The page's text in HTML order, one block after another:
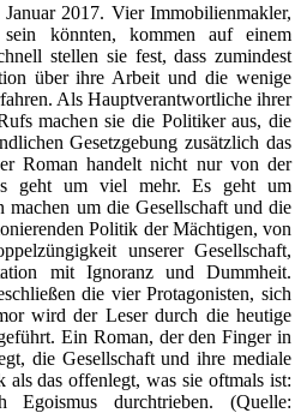
2017. Vier Immobilienmakler,
könnten, kommen auf einem
stellen sie fest, dass zumindest
über ihre Arbeit und die wenige
Als Hauptverantwortliche ihrer
machen sie die Politiker aus, die
Gesetzgebung zusätzlich das
Roman handelt nicht nur von der
geht um viel mehr. Es geht um
machen um die Gesellschaft und die
Politik der Mächtigen, von
unserer Gesellschaft,
mit Ignoranz und Dummheit.
die vier Protagonisten, sich
wird der Leser durch die heutige
Ein Roman, der den Finger in
die Gesellschaft und ihre mediale
das offenlegt, was sie oftmals ist:
durchtrieben. (Quelle: